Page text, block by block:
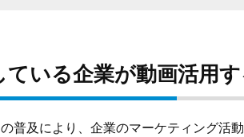
ている企業が動画活用
普及により、企業のマーケティング活